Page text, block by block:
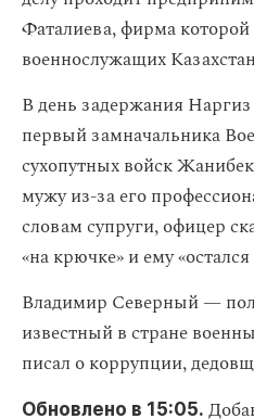
Фаталиева, фирма которой
военнослужащих
В день задержания Наргиз
первый замначальника
сухопутных войск
мужу из-за его
словам супруги, офицер
«на крючке» и ему
Владимир Северный —
известный в стране
писал о коррупции,
Обновлено в 15:05.